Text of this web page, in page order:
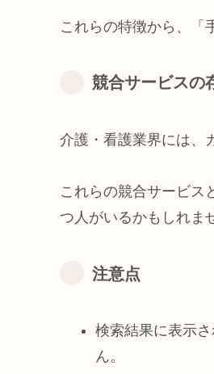
これらの特徴から、「
競合サービスの
介護・看護業界には、
これらの競合サービス
つ人がいるかもしれま
注意点
検索結果に表示
ん。